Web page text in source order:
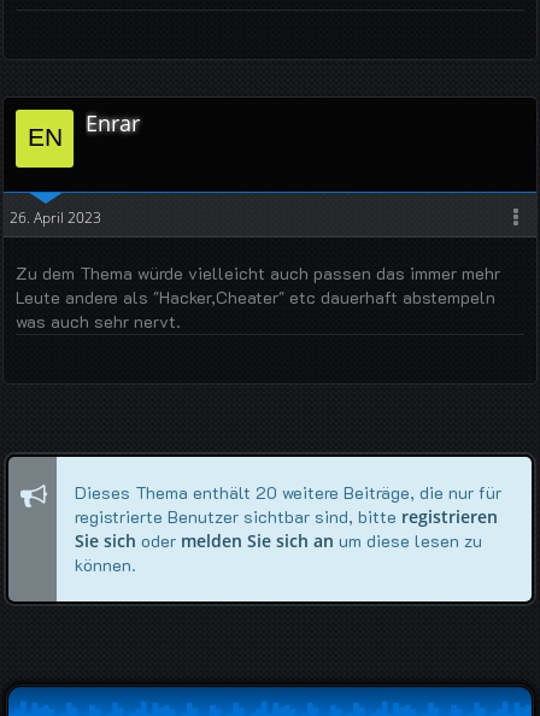
Enrar
26. April 2023
Zu dem Thema würde vielleicht auch passen das immer mehr
Leute andere als "Hacker,Cheater" etc dauerhaft abstempeln
was auch sehr nervt.
Dieses Thema enthält 20 weitere Beiträge, die nur für
registrierte Benutzer sichtbar sind, bitte registrieren
Sie sich oder melden Sie sich an um diese lesen zu
können.